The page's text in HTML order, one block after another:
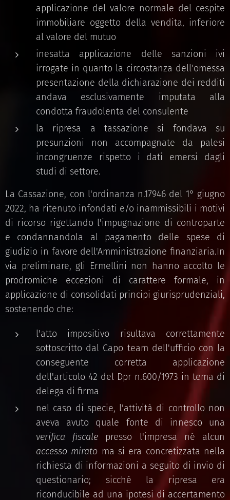
applicazione del valore normale del cespite
immobiliare oggetto della vendita, inferiore
al valore del mutuo
inesatta applicazione delle sanzioni ivi
irrogate in quanto la circostanza dell'omessa
presentazione della dichiarazione dei redditi
andava esclusivamente imputata alla
condotta fraudolenta del consulente
la ripresa a tassazione si fondava su
presunzioni non accompagnate da palesi
incongruenze rispetto i dati emersi dagli
studi di settore.
La Cassazione, con l'ordinanza n.17946 del 1° giugno
2022, ha ritenuto infondati e/o inammissibili i motivi
di ricorso rigettando l'impugnazione di controparte
e condannandola al pagamento delle spese di
giudizio in favore dell'Amministrazione finanziaria.In
via preliminare, gli Ermellini non hanno accolto le
prodromiche eccezioni di carattere formale, in
applicazione di consolidati principi giurisprudenziali,
sostenendo che:
l'atto impositivo risultava correttamente
sottoscritto dal Capo team dell'ufficio con la
conseguente corretta applicazione
dell'articolo 42 del Dpr n.600/1973 in tema di
delega di firma
nel caso di specie, l'attività di controllo non
aveva avuto quale fonte di innesco una
verifica fiscale presso l'impresa né alcun
accesso mirato ma si era concretizzata nella
richiesta di informazioni a seguito di invio di
questionario; sicché la ripresa era
riconducibile ad una ipotesi di accertamento